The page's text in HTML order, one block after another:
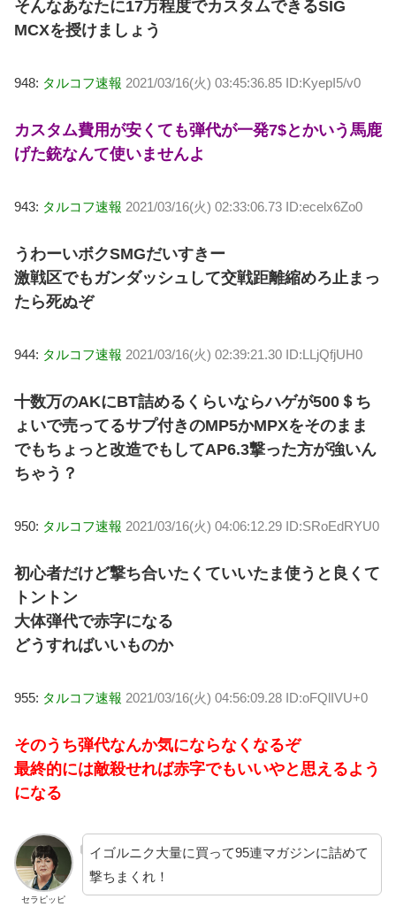
そんなあなたに17万程度でカスタムできるSIG
MCXを授けましょう
948: タルコフ速報 2021/03/16(火) 03:45:36.85 ID:KyepI5/v0
カスタム費用が安くても弾代が一発7$とかいう馬鹿
げた銃なんて使いませんよ
943: タルコフ速報 2021/03/16(火) 02:33:06.73 ID:ecelx6Zo0
うわーいボクSMGだいすきー
激戦区でもガンダッシュして交戦距離縮めろ止まっ
たら死ぬぞ
944: タルコフ速報 2021/03/16(火) 02:39:21.30 ID:LLjQfjUH0
十数万のAKにBT詰めるくらいならハゲが500＄ち
ょいで売ってるサプ付きのMP5かMPXをそのまま
でもちょっと改造でもしてAP6.3撃った方が強いん
ちゃう？
950: タルコフ速報 2021/03/16(火) 04:06:12.29 ID:SRoEdRYU0
初心者だけど撃ち合いたくていいたま使うと良くて
トントン
大体弾代で赤字になる
どうすればいいものか
955: タルコフ速報 2021/03/16(火) 04:56:09.28 ID:oFQlIVU+0
そのうち弾代なんか気にならなくなるぞ
最終的には敵殺せれば赤字でもいいやと思えるよう
になる
セラピッピ
イゴルニク大量に買って95連マガジンに詰めて
撃ちまくれ！